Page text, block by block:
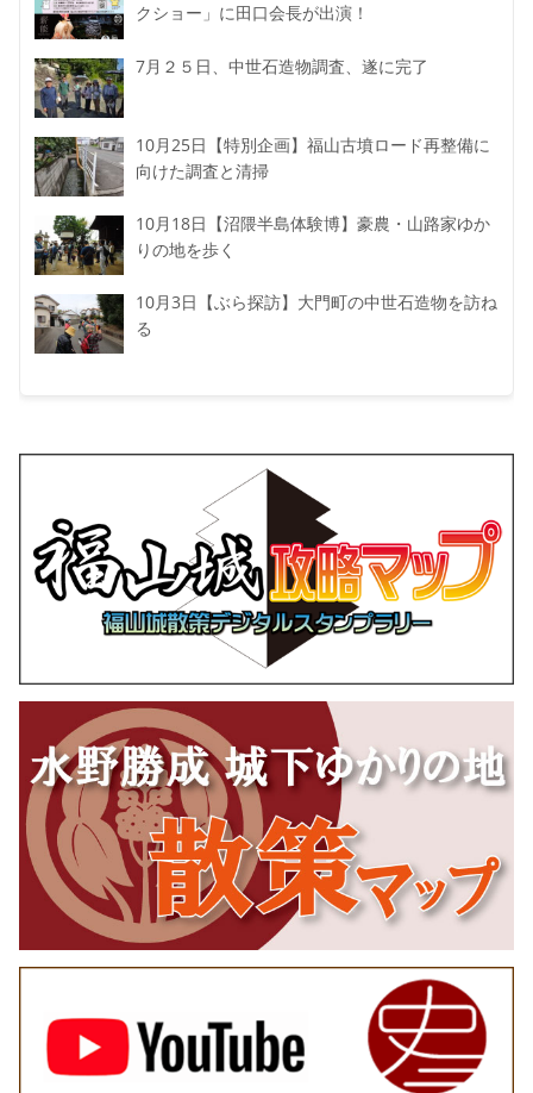
クショー」に田口会長が出演！
7月２５日、中世石造物調査、遂に完了
10月25日【特別企画】福山古墳ロード再整備に
向けた調査と清掃
10月18日【沼隈半島体験博】豪農・山路家ゆか
りの地を歩く
10月3日【ぶら探訪】大門町の中世石造物を訪ね
る